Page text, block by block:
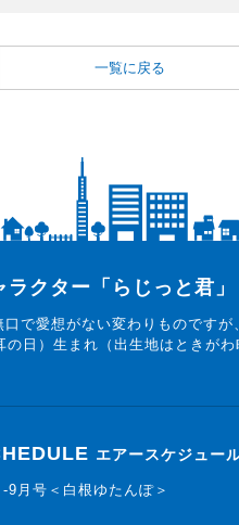
一覧に戻る
クター「らじっと君」
で愛想がない変わりものです
日）生まれ（出生地はときがわ
エアースケジュー
9月号＜白根ゆたんぽ＞